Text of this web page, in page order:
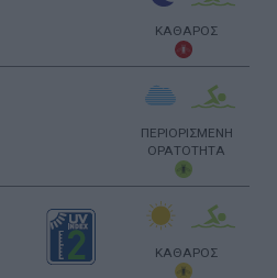
ΚΑΘΑΡΟΣ
ΠΕΡΙΟΡΙΣΜΕΝΗ
ΟΡΑΤΟΤΗΤΑ
ΚΑΘΑΡΟΣ